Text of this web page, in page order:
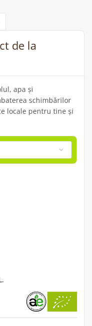
de la
apa și
schimbărilor
locale pentru tine și